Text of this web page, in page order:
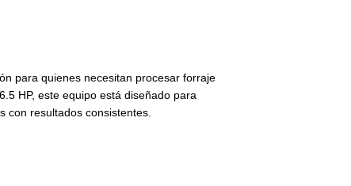
para quienes necesitan procesar forraje
HP, este equipo está diseñado para
con resultados consistentes.